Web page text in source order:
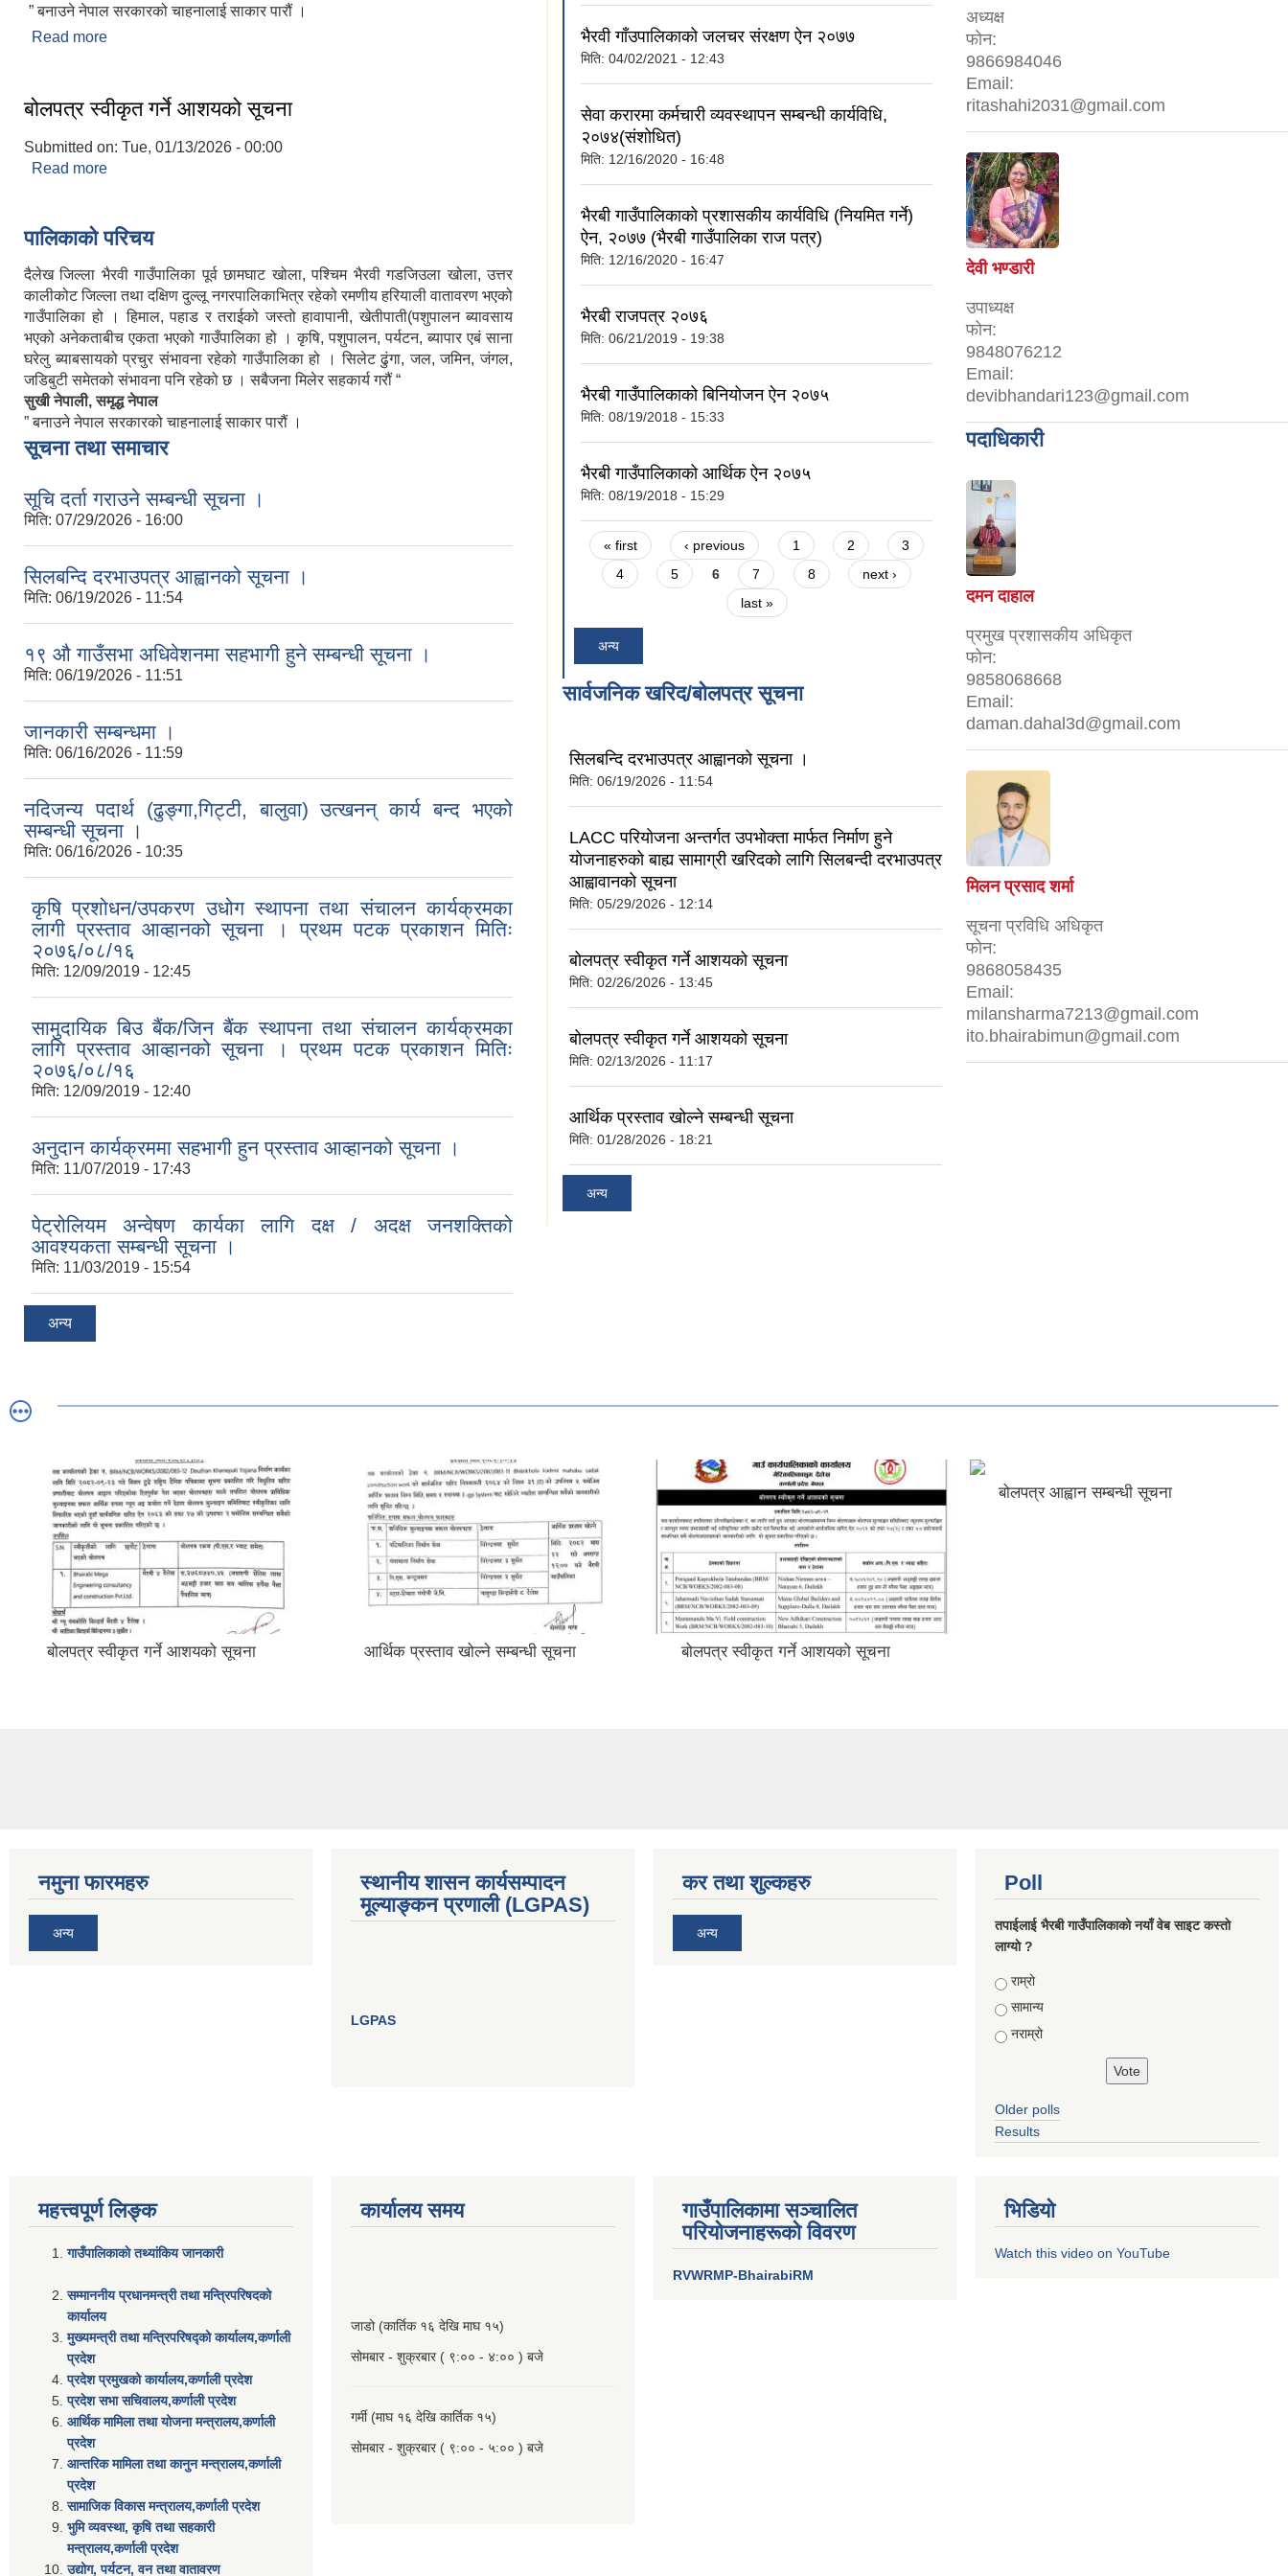
” बनाउने नेपाल सरकारको चाहनालाई साकार पारौं ।
Read more
बोलपत्र स्वीकृत गर्ने आशयको सूचना
Submitted on: Tue, 01/13/2026 - 00:00
Read more
पालिकाको परिचय
दैलेख जिल्ला भैरवी गाउँपालिका पूर्व छामघाट खोला, पश्चिम भैरवी गडजिउला खोला, उत्तर
कालीकोट जिल्ला तथा दक्षिण दुल्लू नगरपालिकाभित्र रहेको रमणीय हरियाली वातावरण भएको
गाउँपालिका हो । हिमाल, पहाड र तराईको जस्तो हावापानी, खेतीपाती(पशुपालन ब्यावसाय
भएको अनेकताबीच एकता भएको गाउँपालिका हो । कृषि, पशुपालन, पर्यटन, ब्यापार एबं साना
घरेलु ब्याबसायको प्रचुर संभावना रहेको गाउँपालिका हो । सिलेट ढुंगा, जल, जमिन, जंगल,
जडिबुटी समेतको संभावना पनि रहेको छ । सबैजना मिलेर सहकार्य गरौं “
सुखी नेपाली, समृद्ध नेपाल
” बनाउने नेपाल सरकारको चाहनालाई साकार पारौं ।
सूचना तथा समाचार
सूचि दर्ता गराउने सम्बन्धी सूचना ।
मिति: 07/29/2026 - 16:00
सिलबन्दि दरभाउपत्र आह्वानको सूचना ।
मिति: 06/19/2026 - 11:54
१९ औ गाउँसभा अधिवेशनमा सहभागी हुने सम्बन्धी सूचना ।
मिति: 06/19/2026 - 11:51
जानकारी सम्बन्धमा ।
मिति: 06/16/2026 - 11:59
नदिजन्य पदार्थ (ढुङ्गा,गिट्टी, बालुवा) उत्खनन् कार्य बन्द भएको
सम्बन्धी सूचना ।
मिति: 06/16/2026 - 10:35
कृषि प्रशोधन/उपकरण उधोग स्थापना तथा संचालन कार्यक्रमका
लागी प्रस्ताव आव्हानको सूचना । प्रथम पटक प्रकाशन मितिः
२०७६/०८/१६
मिति: 12/09/2019 - 12:45
सामुदायिक बिउ बैंक/जिन बैंक स्थापना तथा संचालन कार्यक्रमका
लागि प्रस्ताव आव्हानको सूचना । प्रथम पटक प्रकाशन मितिः
२०७६/०८/१६
मिति: 12/09/2019 - 12:40
अनुदान कार्यक्रममा सहभागी हुन प्रस्ताव आव्हानको सूचना ।
मिति: 11/07/2019 - 17:43
पेट्रोलियम अन्वेषण कार्यका लागि दक्ष / अदक्ष जनशक्तिको
आवश्यकता सम्बन्धी सूचना ।
मिति: 11/03/2019 - 15:54
अन्य
भैरवी गाँउपालिकाको जलचर संरक्षण ऐन २०७७
मिति: 04/02/2021 - 12:43
सेवा करारमा कर्मचारी व्यवस्थापन सम्बन्धी कार्यविधि,
२०७४(संशोधित)
मिति: 12/16/2020 - 16:48
भैरबी गाउँपालिकाको प्रशासकीय कार्यविधि (नियमित गर्ने)
ऐन, २०७७ (भैरबी गाउँपालिका राज पत्र)
मिति: 12/16/2020 - 16:47
भैरबी राजपत्र २०७६
मिति: 06/21/2019 - 19:38
भैरबी गाउँपालिकाको बिनियोजन ऐन २०७५
मिति: 08/19/2018 - 15:33
भैरबी गाउँपालिकाको आर्थिक ऐन २०७५
मिति: 08/19/2018 - 15:29
Pages
« first ‹ previous 1 2
3
4
5 6 7 8
next ›
last »
अन्य
सार्वजनिक खरिद/बोलपत्र सूचना
सिलबन्दि दरभाउपत्र आह्वानको सूचना ।
मिति: 06/19/2026 - 11:54
LACC परियोजना अन्तर्गत उपभोक्ता मार्फत निर्माण हुने
योजनाहरुको बाह्य सामाग्री खरिदको लागि सिलबन्दी दरभाउपत्र
आह्वावानको सूचना
मिति: 05/29/2026 - 12:14
बोलपत्र स्वीकृत गर्ने आशयको सूचना
मिति: 02/26/2026 - 13:45
बोलपत्र स्वीकृत गर्ने आशयको सूचना
मिति: 02/13/2026 - 11:17
आर्थिक प्रस्ताव खोल्ने सम्बन्धी सूचना
मिति: 01/28/2026 - 18:21
अन्य
अध्यक्ष
फोन:
9866984046
Email:
ritashahi2031@gmail.com
देवी भण्डारी
उपाध्यक्ष
फोन:
9848076212
Email:
devibhandari123@gmail.com
पदाधिकारी
दमन दाहाल
प्रमुख प्रशासकीय अधिकृत
फोन:
9858068668
Email:
daman.dahal3d@gmail.com
मिलन प्रसाद शर्मा
सूचना प्रविधि अधिकृत
फोन:
9868058435
Email:
milansharma7213@gmail.com
ito.bhairabimun@gmail.com
बोलपत्र स्वीकृत गर्ने आशयको सूचना आर्थिक प्रस्ताव खोल्ने सम्बन्धी सूचना बोलपत्र स्वीकृत गर्ने आशयको सूचना
बोलपत्र आह्वान सम्बन्धी सूचना
नमुना फारमहरु
अन्य
स्थानीय शासन कार्यसम्पादन
मूल्याङ्कन प्रणाली (LGPAS)
LGPAS
कर तथा शुल्कहरु
अन्य
Poll
तपाईलाई भैरबी गाउँपालिकाको नयाँ वेब साइट कस्ताे
लाग्याे ?
Choices
राम्रो
सामान्य
नराम्रो
Older polls
Results
महत्त्वपूर्ण लिङ्क
गाउँपालिकाकाे तथ्यांकिय जानकारी
सम्माननीय प्रधानमन्त्री तथा मन्त्रिपरिषद‌को
कार्यालय
मुख्यमन्त्री तथा मन्त्रिपरिषद्को कार्यालय,कर्णाली
प्रदेश
प्रदेश प्रमुखको कार्यालय,कर्णाली प्रदेश
प्रदेश सभा सचिवालय,कर्णाली प्रदेश
आर्थिक मामिला तथा योजना मन्त्रालय,कर्णाली
प्रदेश
आन्तरिक मामिला तथा कानुन मन्त्रालय,कर्णाली
प्रदेश
सामाजिक विकास मन्त्रालय,कर्णाली प्रदेश
भुमि व्यवस्था, कृषि तथा सहकारी
मन्त्रालय,कर्णाली प्रदेश
उद्योग, पर्यटन, वन तथा वातावरण
कार्यालय समय
जाडो (कार्तिक १६ देखि माघ १५)
सोमबार - शुक्रबार ( ९:०० - ४:०० ) बजे
गर्मी (माघ १६ देखि कार्तिक १५)
सोमबार - शुक्रबार ( ९:०० - ५:०० ) बजे
गाउँपालिकामा सञ्चालित
परियाेजनाहरूकाे विवरण
RVWRMP-BhairabiRM
भिडियो
Watch this video on YouTube